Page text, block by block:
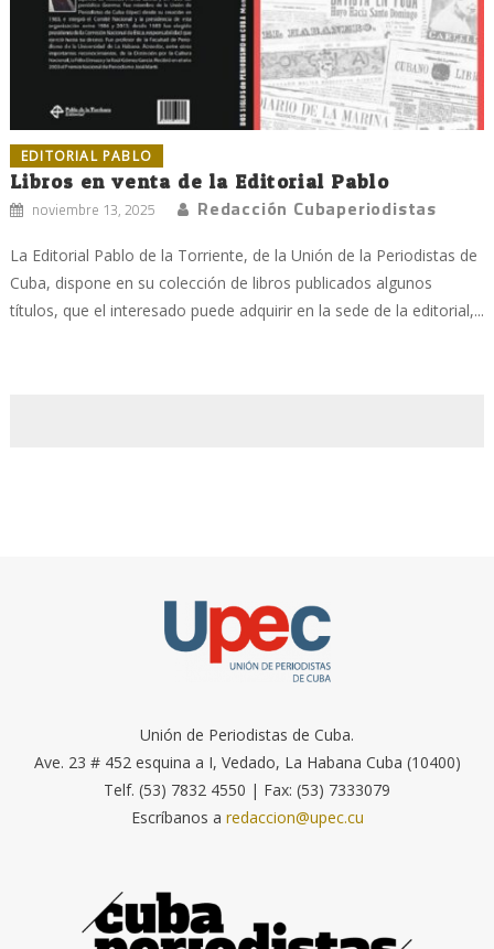
EDITORIAL PABLO
Libros en venta de la Editorial Pablo
noviembre 13, 2025 Redacción Cubaperiodistas
La Editorial Pablo de la Torriente, de la Unión de la Periodistas de
Cuba, dispone en su colección de libros publicados algunos
títulos, que el interesado puede adquirir en la sede de la editorial,...
Unión de Periodistas de Cuba.
Ave. 23 # 452 esquina a I, Vedado, La Habana Cuba (10400)
Telf. (53) 7832 4550 | Fax: (53) 7333079
Escríbanos a redaccion@upec.cu